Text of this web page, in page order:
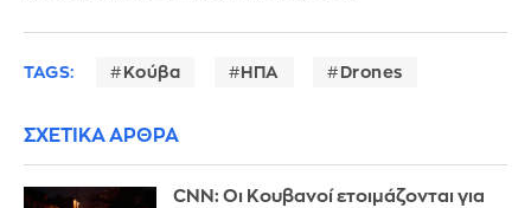
TAGS: Κούβα ΗΠΑ Drones
ΣΧΕΤΙΚΑ ΑΡΘΡΑ
CNN: Οι Κουβανοί ετοιμάζονται για